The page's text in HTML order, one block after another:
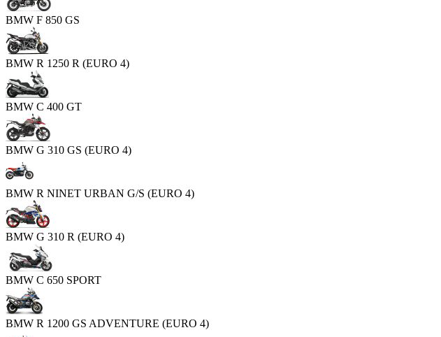
BMW F 850 GS
BMW R 1250 R (EURO 4)
BMW C 400 GT
BMW G 310 GS (EURO 4)
BMW R NINET URBAN G/S (EURO 4)
BMW G 310 R (EURO 4)
BMW C 650 SPORT
BMW R 1200 GS ADVENTURE (EURO 4)